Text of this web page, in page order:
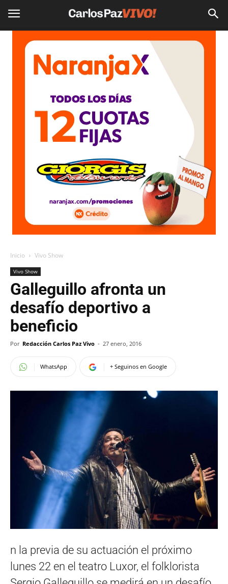
Inicio Vivo Show
Vivo Show
Galleguillo afronta un
desafío deportivo a
beneficio
Por Redacción Carlos Paz Vivo - 27 enero, 2016
WhatsApp + Seguinos en Google
n la previa de su actuación el próximo
lunes 22 en el teatro Luxor, el folklorista